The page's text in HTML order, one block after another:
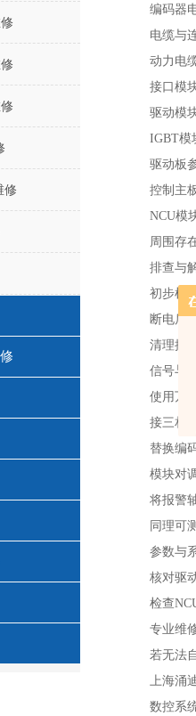
修
编码器
电缆与
动力电
接口模
驱动模
IGBT模
驱动板
控制主
NCU模
周围存
排查与
初步检查‌
断电后
清理接
信号与
使用万
接三相
替换编
模块对
将报警
同理可
参数与
核对驱
检查
专业维
若无法
上海涌
数控系